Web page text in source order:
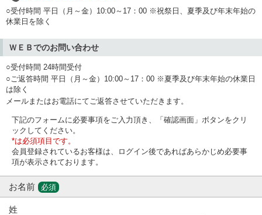
○受付時間 平日（月～金）10:00～17：00 ※祝祭日、夏季及び年末年始の
休業日を除く
ＷＥＢでのお問い合わせ
○受付時間 24時間受付
○ご返答時間 平日（月～金）10:00～17：00 ※夏季及び年末年始の休業日
は除く
メールまたはお電話にてご返答させていただきます。
下記のフォームに必要事項をご入力頂き、「確認画面」ボタンをクリ
ックしてください。
*は必須項目です。
会員登録されているお客様は、ログイン後であればあらかじめ必要事
項が表示されております。
お名前 必須
姓